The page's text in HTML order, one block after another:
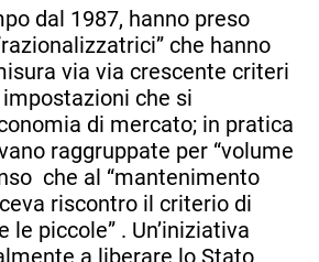
dal 1987, hanno preso
che hanno
via via crescente criteri
che si
di mercato; in pratica
raggruppate per “volume
che al “mantenimento
riscontro il criterio di
le piccole” . Un’iniziativa
a liberare lo Stato